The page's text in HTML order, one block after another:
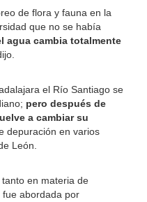
de flora y fauna en la
que no se había
agua cambia totalmente
el Río Santiago se
pero después de
a cambiar su
depuración en varios
León.
en materia de
abordada por